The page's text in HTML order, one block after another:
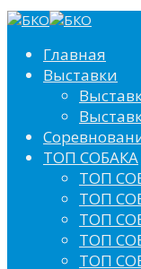
Главная
Выставки
ТОП СОБАКА
ТОП
ТОП
ТОП
ТОП
ТОП